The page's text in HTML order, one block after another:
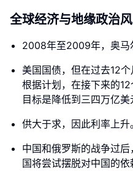
全球经济与地缘政治
2008年至2009年，奥马
美国国债，但在过去12个
根据计划，在接下来的12
目标是降低到三四万亿美
供大于求，因此利率上升。
中国和俄罗斯的战争过
国将尝试摆脱对中国的